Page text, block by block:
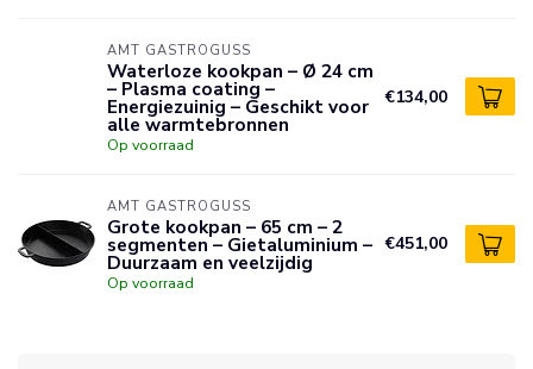
AMT GASTROGUSS
Waterloze kookpan – Ø 24 cm
– Plasma coating –
Energiezuinig – Geschikt voor
alle warmtebronnen
Op voorraad
€134,00
AMT GASTROGUSS
Grote kookpan – 65 cm – 2
segmenten – Gietaluminium –
Duurzaam en veelzijdig
Op voorraad
€451,00